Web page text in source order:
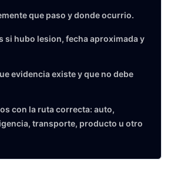
que paso y donde ocurrio.
si hubo lesion, fecha aproximada y
evidencia existe y que no debe
con la ruta correcta: auto,
transporte, producto u otro